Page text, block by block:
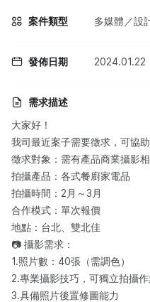
案件類型 多媒體／設
發佈日期 2024.01.22
需求描述
大家好！
我司最近案子需要徵求，可協
徵求對象：需有產品商業攝影
拍攝產品：各式餐廚家電品
拍攝時間：2月～3月
合作模式：單次報價
地點：台北、雙北佳
📷 攝影需求：
1.照片數：40張（需調色）
2.專業攝影技巧，可獨立拍攝
3.具備照片後置修圖能力